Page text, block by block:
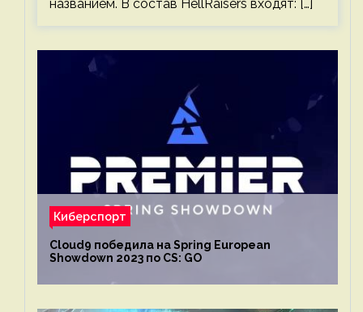
названием. В состав HellRaisers входят: […]
Киберспорт
Cloud9 победила на Spring European
Showdown 2023 по CS: GO